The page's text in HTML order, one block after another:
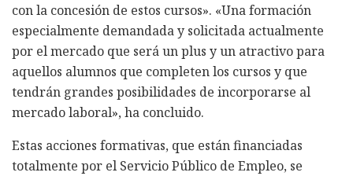
con la concesión de estos cursos». «Una formación
especialmente demandada y solicitada actualmente
por el mercado que será un plus y un atractivo para
aquellos alumnos que completen los cursos y que
tendrán grandes posibilidades de incorporarse al
mercado laboral», ha concluido.
Estas acciones formativas, que están financiadas
totalmente por el Servicio Público de Empleo, se